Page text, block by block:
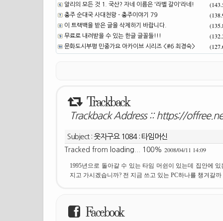
알리의 모든 것 1. 국산? 자네 이름은 '라벨 갈이'라네!
충주 순대국 사대천왕 - 충주이야기 79
이 트랙백을 받은 글을 삭제하기 바랍니다.
무료로 내려받을 수 있는 한글 글꼴들!!!
문화도시부평 민중가요 아카이브 시리즈 <#6 최경숙>
Trackback
Trackback Address :: https://
Subject : 웃자구요 1084 : 타임머신
Tracked from loading... 100% 2008/04/11 14:09
1995년으로 돌아갈 수 있는 타임 머쉰이 있는데 집안에
지고 가시겠습니까? 전 지금 쓰고 있는 PC하나를 챙겨갈까
Facebook